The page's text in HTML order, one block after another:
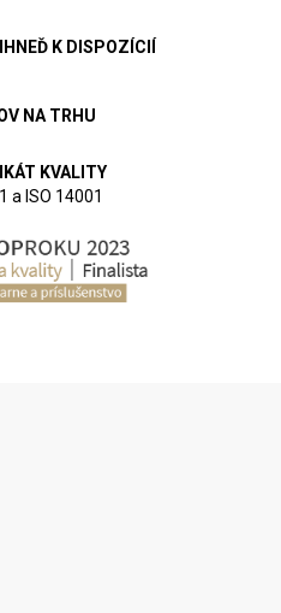
K DISPOZÍCIÍ
NA TRHU
KVALITY
a ISO 14001